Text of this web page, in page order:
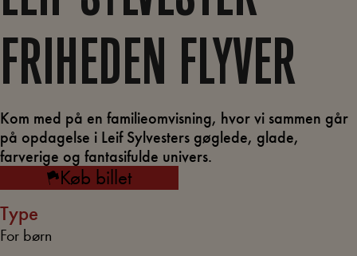
FRIHEDEN FLYVER
Kom med på en familieomvisning, hvor vi sammen går
på opdagelse i Leif Sylvesters gøglede, glade,
farverige og fantasifulde univers.
Køb billet
Type
For børn